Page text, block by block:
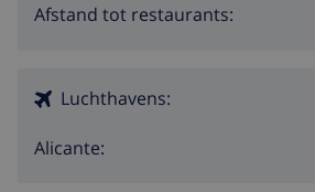
Afstand tot restaurants:
Luchthavens:
Alicante: